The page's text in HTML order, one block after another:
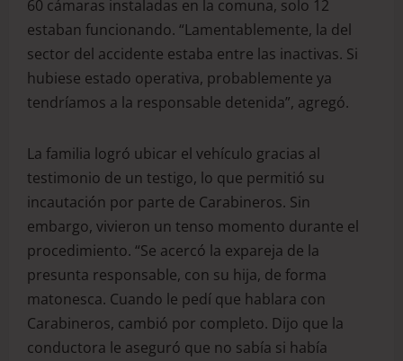
60 cámaras instaladas en la comuna, solo 12
estaban funcionando. “Lamentablemente, la del
sector del accidente estaba entre las inactivas. Si
hubiese estado operativa, probablemente ya
tendríamos a la responsable detenida”, agregó.
La familia logró ubicar el vehículo gracias al
testimonio de un testigo, lo que permitió su
incautación por parte de Carabineros. Sin
embargo, vivieron un tenso momento durante el
procedimiento. “Se acercó la expareja de la
presunta responsable, con su hija, de forma
matonesca. Cuando le pedí que hablara con
Carabineros, cambió por completo. Dijo que la
conductora le aseguró que no sabía si había